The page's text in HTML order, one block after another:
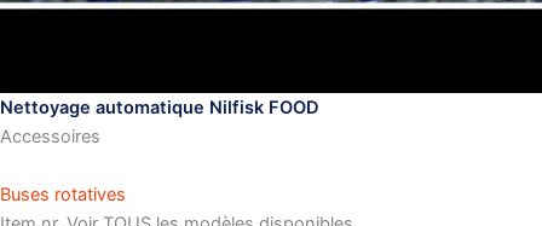
Nettoyage automatique Nilfisk FOOD
Accessoires
Buses rotatives